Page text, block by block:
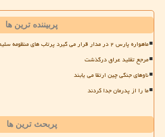
پربیننده ترین ها
ماهواره پارس ۲ در مدار قرار می گیرد پرتاب های منظومه سلیمانی در۱۴۰۵
مرجع تقلید عراق درگذشت
ناوهای جنگی چین ارتقا می یابند
ما را از پدرمان جدا کردند
پربحث ترین ها